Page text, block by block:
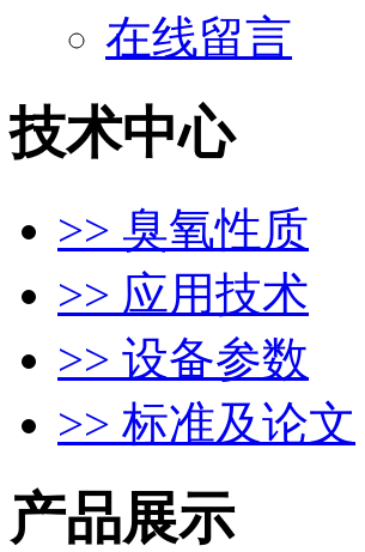
在线留言
技术中心
>> 臭氧性质
>> 应用技术
>> 设备参数
>> 标准及论文
产品展示